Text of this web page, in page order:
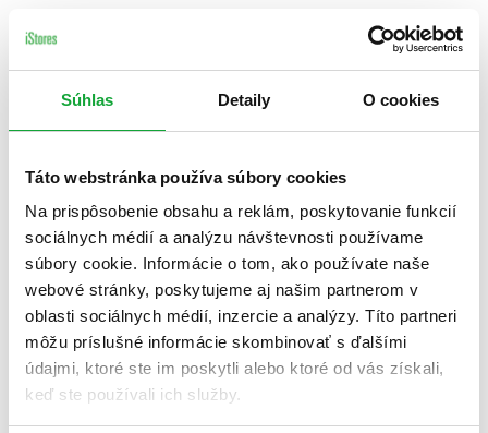
Súhlas Detaily O cookies
Táto webstránka používa súbory cookies
Na prispôsobenie obsahu a reklám, poskytovanie funkcií
sociálnych médií a analýzu návštevnosti používame
súbory cookie. Informácie o tom, ako používate naše
webové stránky, poskytujeme aj našim partnerom v
oblasti sociálnych médií, inzercie a analýzy. Títo partneri
môžu príslušné informácie skombinovať s ďalšími
údajmi, ktoré ste im poskytli alebo ktoré od vás získali,
keď ste používali ich služby.